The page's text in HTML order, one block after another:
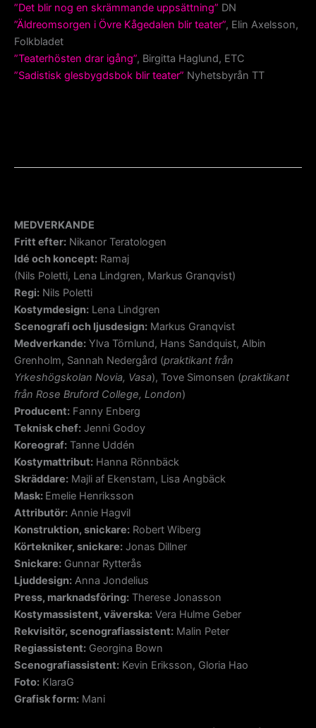
”Det blir nog en skrämmande uppsättning” DN
”Äldreomsorgen i Övre Kågedalen blir teater”, Elin Axelsson,
Folkbladet
”Teaterhösten drar igång”, Birgitta Haglund, ETC
”Sadistisk glesbygdsbok blir teater” Nyhetsbyrån TT
MEDVERKANDE
Fritt efter: Nikanor Teratologen
Idé och koncept: Ramaj
(Nils Poletti, Lena Lindgren, Markus Granqvist)
Regi: Nils Poletti
Kostymdesign: Lena Lindgren
Scenografi och ljusdesign: Markus Granqvist
Medverkande: Ylva Törnlund, Hans Sandquist, Albin
Grenholm, Sannah Nedergård (praktikant från
Yrkeshögskolan Novia, Vasa), Tove Simonsen (praktikant
från Rose Bruford College, London)
Producent: Fanny Enberg
Teknisk chef: Jenni Godoy
Koreograf: Tanne Uddén
Kostymattribut: Hanna Rönnbäck
Skräddare: Majli af Ekenstam, Lisa Angbäck
Mask: Emelie Henriksson
Attributör: Annie Hagvil
Konstruktion, snickare: Robert Wiberg
Körtekniker, snickare: Jonas Dillner
Snickare: Gunnar Rytterås
Ljuddesign: Anna Jondelius
Press, marknadsföring: Therese Jonasson
Kostymassistent, väverska: Vera Hulme Geber
Rekvisitör, scenografiassistent: Malin Peter
Regiassistent: Georgina Bown
Scenografiassistent: Kevin Eriksson, Gloria Hao
Foto: KlaraG
Grafisk form: Mani